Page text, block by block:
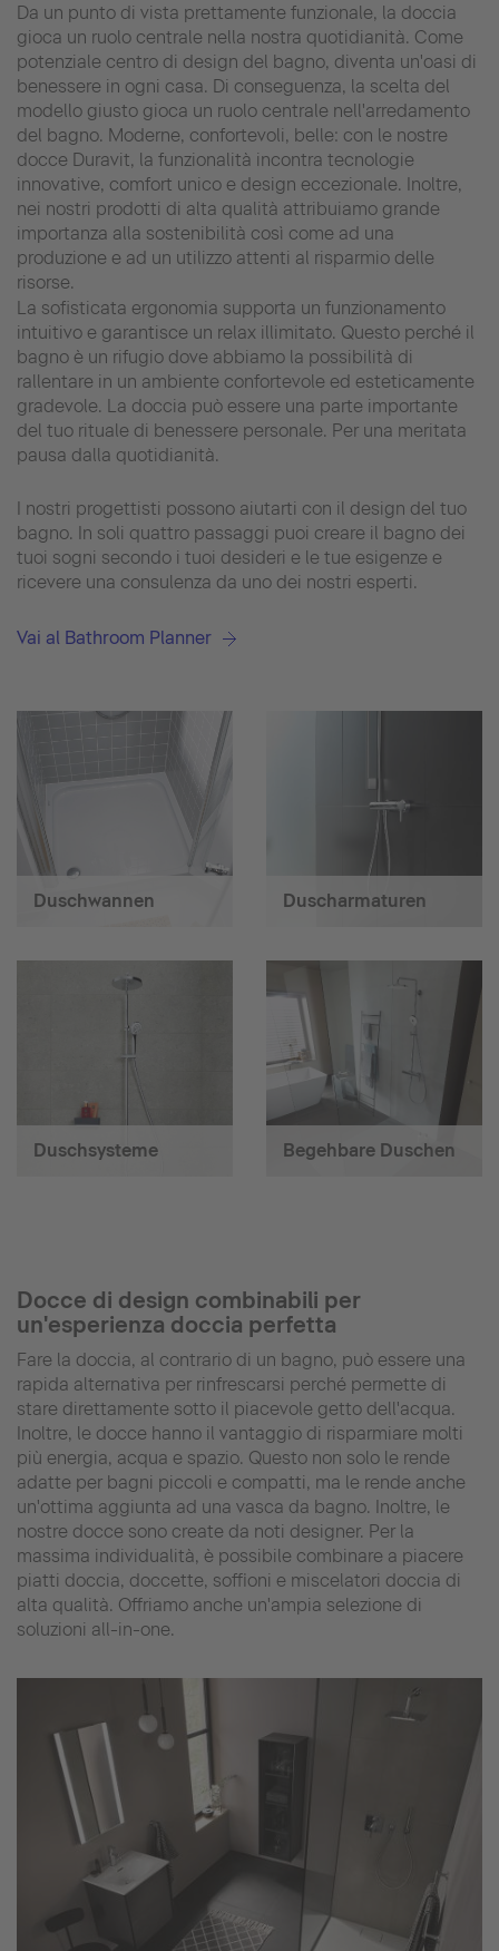
Da un punto di vista prettamente funzionale, la doccia
gioca un ruolo centrale nella nostra quotidianità. Come
potenziale centro di design del bagno, diventa un'oasi di
benessere in ogni casa. Di conseguenza, la scelta del
modello giusto gioca un ruolo centrale nell'arredamento
del bagno. Moderne, confortevoli, belle: con le nostre
docce Duravit, la funzionalità incontra tecnologie
innovative, comfort unico e design eccezionale. Inoltre,
nei nostri prodotti di alta qualità attribuiamo grande
importanza alla sostenibilità così come ad una
produzione e ad un utilizzo attenti al risparmio delle
risorse.
La sofisticata ergonomia supporta un funzionamento
intuitivo e garantisce un relax illimitato. Questo perché il
bagno è un rifugio dove abbiamo la possibilità di
rallentare in un ambiente confortevole ed esteticamente
gradevole. La doccia può essere una parte importante
del tuo rituale di benessere personale. Per una meritata
pausa dalla quotidianità.
I nostri progettisti possono aiutarti con il design del tuo
bagno. In soli quattro passaggi puoi creare il bagno dei
tuoi sogni secondo i tuoi desideri e le tue esigenze e
ricevere una consulenza da uno dei nostri esperti.
Vai al Bathroom Planner
Duschwannen Duscharmaturen
Duschsysteme Begehbare Duschen
Docce di design combinabili per
un'esperienza doccia perfetta
Fare la doccia, al contrario di un bagno, può essere una
rapida alternativa per rinfrescarsi perché permette di
stare direttamente sotto il piacevole getto dell'acqua.
Inoltre, le docce hanno il vantaggio di risparmiare molti
più energia, acqua e spazio. Questo non solo le rende
adatte per bagni piccoli e compatti, ma le rende anche
un'ottima aggiunta ad una vasca da bagno. Inoltre, le
nostre docce sono create da noti designer. Per la
massima individualità, è possibile combinare a piacere
piatti doccia, doccette, soffioni e miscelatori doccia di
alta qualità. Offriamo anche un'ampia selezione di
soluzioni all-in-one.